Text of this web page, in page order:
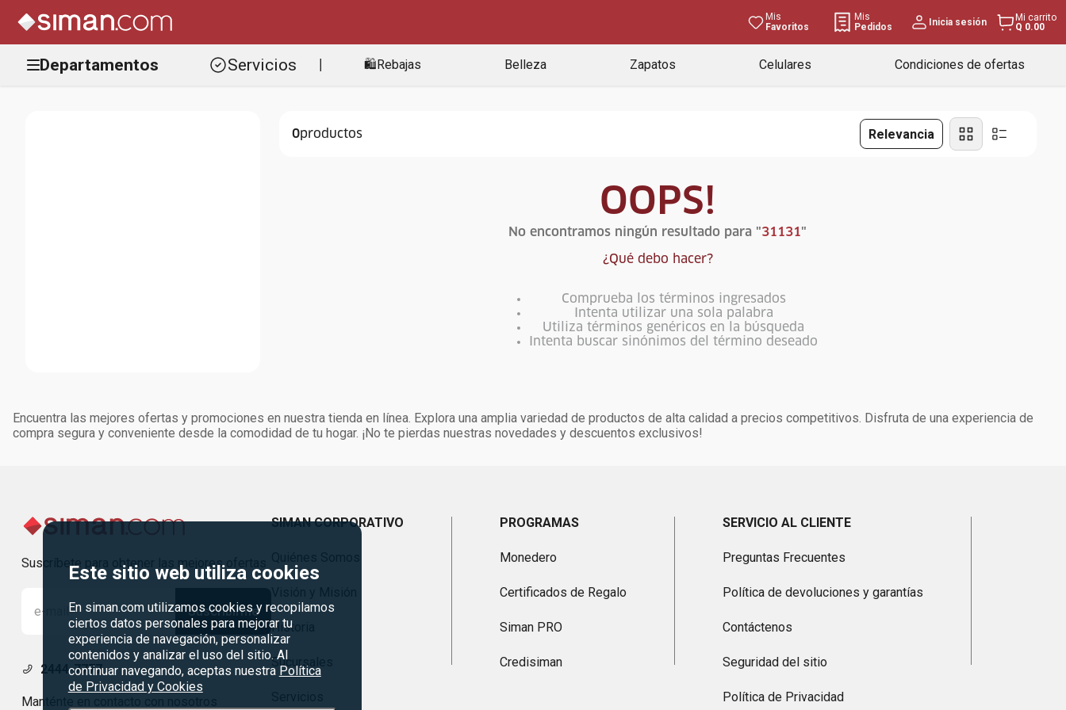
Mis
Favoritos
Mis
Pedidos
Inicia sesión
Mi carrito
Q 0.00
Departamentos Servicios 🛍️Rebajas Belleza Zapatos Celulares Condiciones de ofertas
Este sitio web utiliza cookies
En siman.com utilizamos cookies y recopilamos
ciertos datos personales para mejorar tu
experiencia de navegación, personalizar
contenidos y analizar el uso del sitio. Al
continuar navegando, aceptas nuestra Política
de Privacidad y Cookies
0 Relevancia
OOPS!
No encontramos ningún resultado para "31131"
¿Qué debo hacer?
Comprueba los términos ingresados
Intenta utilizar una sola palabra
Utiliza términos genéricos en la búsqueda
Intenta buscar sinónimos del término deseado
Encuentra las mejores ofertas y promociones en nuestra tienda en línea. Explora una amplia variedad de productos de alta calidad a precios competitivos. Disfruta de una experiencia de
compra segura y conveniente desde la comodidad de tu hogar. ¡No te pierdas nuestras novedades y descuentos exclusivos!
Suscríbete para obtener las mejores ofertas
Suscribirme
2444-7777
Manténte en contacto con nosotros
SIMAN CORPORATIVO
Historia
Sucursales
PROGRAMAS
Monedero
Certificados de Regalo
Siman PRO
Credisiman
SERVICIO AL CLIENTE
Preguntas Frecuentes
Política de devoluciones y garantías
Contáctenos
Seguridad del sitio
Política de Privacidad